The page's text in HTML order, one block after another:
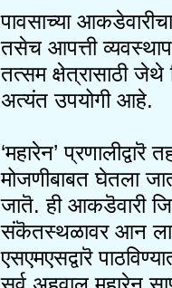
पावसाच्या
तसेच आपत्ती
तत्सम क्षेत्रासाठी
अत्यंत उपयोगी आहे.
‘महारेन’
मोजणीबाबत घेतला
जातॆ. ही आकडॆवारी
संकॆतस्थळावर आन
एसएमएसद्वारॆ